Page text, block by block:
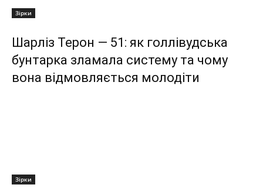
Зірки
Шарліз Терон — 51: як голлівудська
бунтарка зламала систему та чому
вона відмовляється молодіти
Зірки